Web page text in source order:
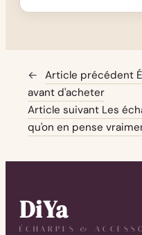
← Article précédent
avant d'acheter
Article suivant Les
qu'on en pense
DiYa
ÉCHARPES &